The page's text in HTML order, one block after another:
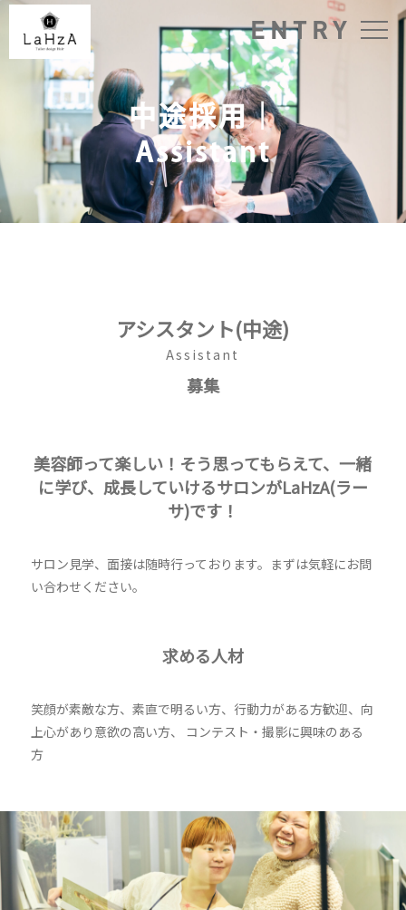
ENTRY
中途採用｜
Assistant
アシスタント(中途)
Assistant
募集
美容師って楽しい！そう思ってもらえて、一緒
に学び、成長していけるサロンがLaHzA(ラー
サ)です！
サロン見学、面接は随時行っております。まずは気軽にお問
い合わせください。
求める人材
笑顔が素敵な方、素直で明るい方、行動力がある方歓迎、向
上心があり意欲の高い方、 コンテスト・撮影に興味のある
方